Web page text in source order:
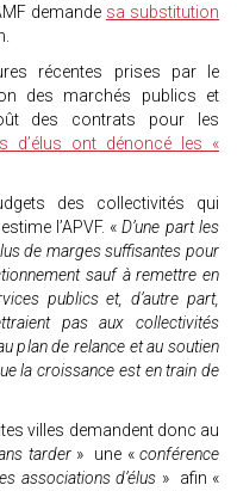
demande sa substitution
récentes prises par le
des marchés publics et
des contrats pour les
d’élus ont dénoncé les «
des collectivités qui
l’APVF. «D’une part les
de marges suffisantes pour
sauf à remettre en
publics et, d’autre part,
pas aux collectivités
plan de relance et au soutien
la croissance est en train de
villes demandent donc au
tarder » une «conférence
associations d’élus » afin «